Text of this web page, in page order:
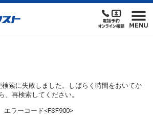
索に失敗しました。しばらく時間をおいてか
ら、再検索してください。
エラーコード<FSF900>